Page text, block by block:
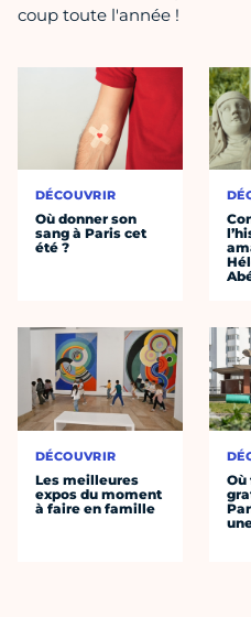
coup toute l'année !
DÉCOUVRIR
Où donner son
sang à Paris cet
été ?
DÉCOUVRIR
Les meilleures
expos du moment
à faire en famille
Où